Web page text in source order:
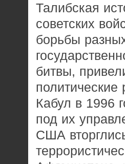
Талибская
советских
борьбы
битвы,
политические
Кабул в 1996
под их
США